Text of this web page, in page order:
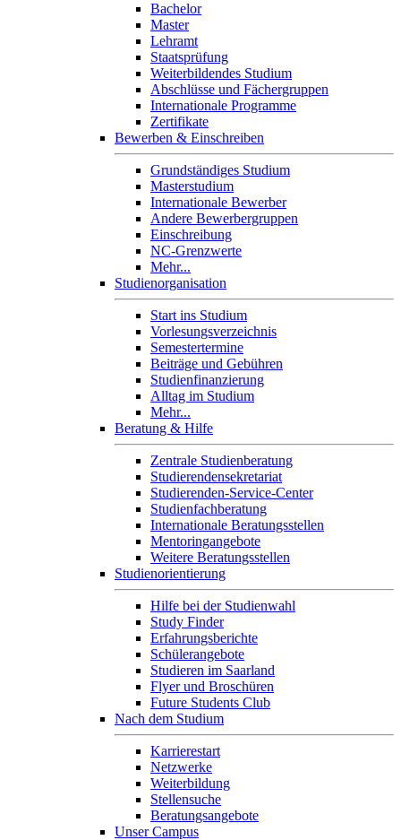
Bachelor
Master
Lehramt
Staatsprüfung
Weiterbildendes Studium
Abschlüsse und Fächergruppen
Internationale Programme
Zertifikate
Bewerben & Einschreiben
Grundständiges Studium
Masterstudium
Internationale Bewerber
Andere Bewerbergruppen
Einschreibung
NC-Grenzwerte
Mehr...
Studienorganisation
Start ins Studium
Vorlesungsverzeichnis
Semestertermine
Beiträge und Gebühren
Studienfinanzierung
Alltag im Studium
Mehr...
Beratung & Hilfe
Zentrale Studienberatung
Studierendensekretariat
Studierenden-Service-Center
Studienfachberatung
Internationale Beratungsstellen
Mentoringangebote
Weitere Beratungsstellen
Studienorientierung
Hilfe bei der Studienwahl
Study Finder
Erfahrungsberichte
Schülerangebote
Studieren im Saarland
Flyer und Broschüren
Future Students Club
Nach dem Studium
Karrierestart
Netzwerke
Weiterbildung
Stellensuche
Beratungsangebote
Unser Campus